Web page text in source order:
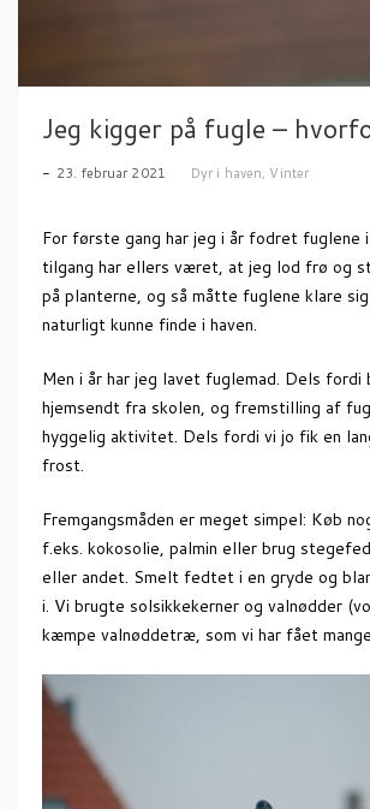
Jeg kigger på fugle –
23. februar 2021 Dyr i haven, Vinter
For første gang har jeg i år fodret fuglene i
tilgang har ellers været, at jeg lod frø og
på planterne, og så måtte fuglene klare
naturligt kunne finde i haven.
Men i år har jeg lavet fuglemad. Dels fordi
hjemsendt fra skolen, og fremstilling af
hyggelig aktivitet. Dels fordi vi jo fik en
frost.
Fremgangsmåden er meget simpel: Køb
f.eks. kokosolie, palmin eller brug
eller andet. Smelt fedtet i en gryde og
i. Vi brugte solsikkekerner og valnødder
kæmpe valnøddetræ, som vi har fået